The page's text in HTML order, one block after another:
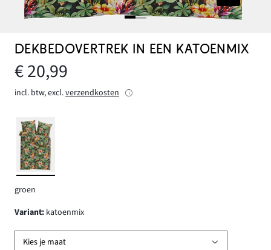
DEKBEDOVERTREK IN EEN KATOENMIX
€ 20,99
incl. btw, excl.verzendkosten
groen
Variant: katoenmix
Kies je maat